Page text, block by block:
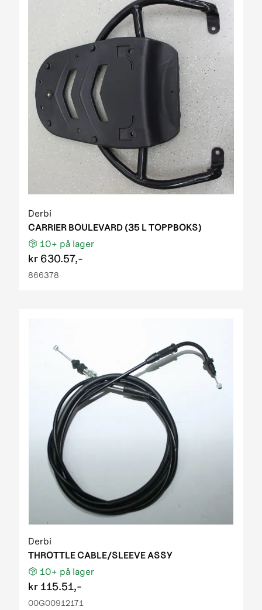
Derbi
CARRIER BOULEVARD (35 L TOPPBOKS)
10+ på lager
kr 630.57,-
866378
Derbi
THROTTLE CABLE/SLEEVE ASSY
10+ på lager
kr 115.51,-
00G00912171